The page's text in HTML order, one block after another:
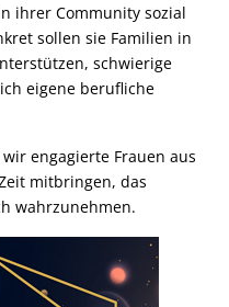
ihrer Community sozial
sollen sie Familien in
schwierige
eigene berufliche
engagierte Frauen aus
mitbringen, das
wahrzunehmen.